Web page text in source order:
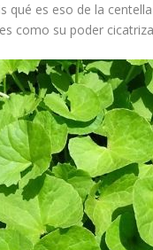
qué es eso de la
como su poder